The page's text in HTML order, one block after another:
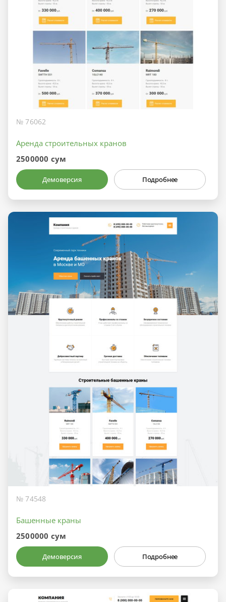
№ 76062
Аренда строительных кранов
2500000 сум
Демоверсия Подробнее
№ 74548
Башенные краны
2500000 сум
Демоверсия Подробнее